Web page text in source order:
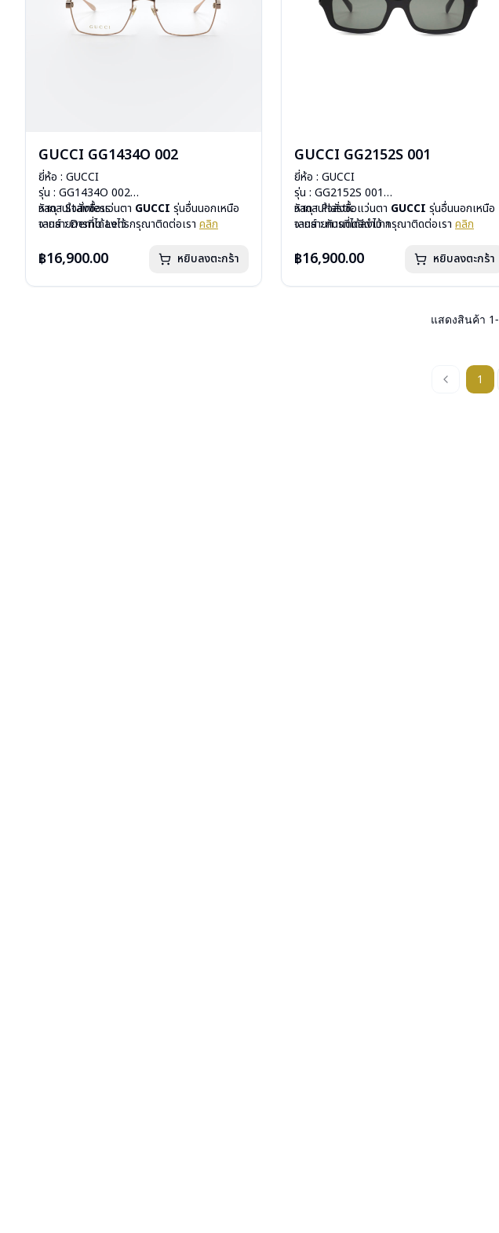
GUCCI GG1434O 002
ยี่ห้อ : GUCCI
รุ่น : GG1434O 002
วัสดุ : Stainless
เลนส์ : Demo Lens
น้ำหนัก : 30 กรัม
การรับประกัน : 1 ปี
หากสนใจสั่งชื้อแว่นตา GUCCI รุ่นอื่นนอกเหนือ
จากรายการที่ได้ลงไว้ กรุณาติดต่อเรา คลิก
฿16,900.00 หยิบลงตะกร้า
GUCCI GG2152S 001
ยี่ห้อ : GUCCI
รุ่น : GG2152S 001
วัสดุ : Plastic
เลนส์ : กันแดดสีดำเทา
น้ำหนัก : 33 กรัม
การรับประกัน : 1 ปี
หากสนใจสั่งชื้อแว่นตา GUCCI รุ่นอื่นนอกเหนือ
จากรายการที่ได้ลงไว้ กรุณาติดต่อเรา คลิก
฿16,900.00 หยิบลงตะกร้า
แสดงสินค้า 1-
1